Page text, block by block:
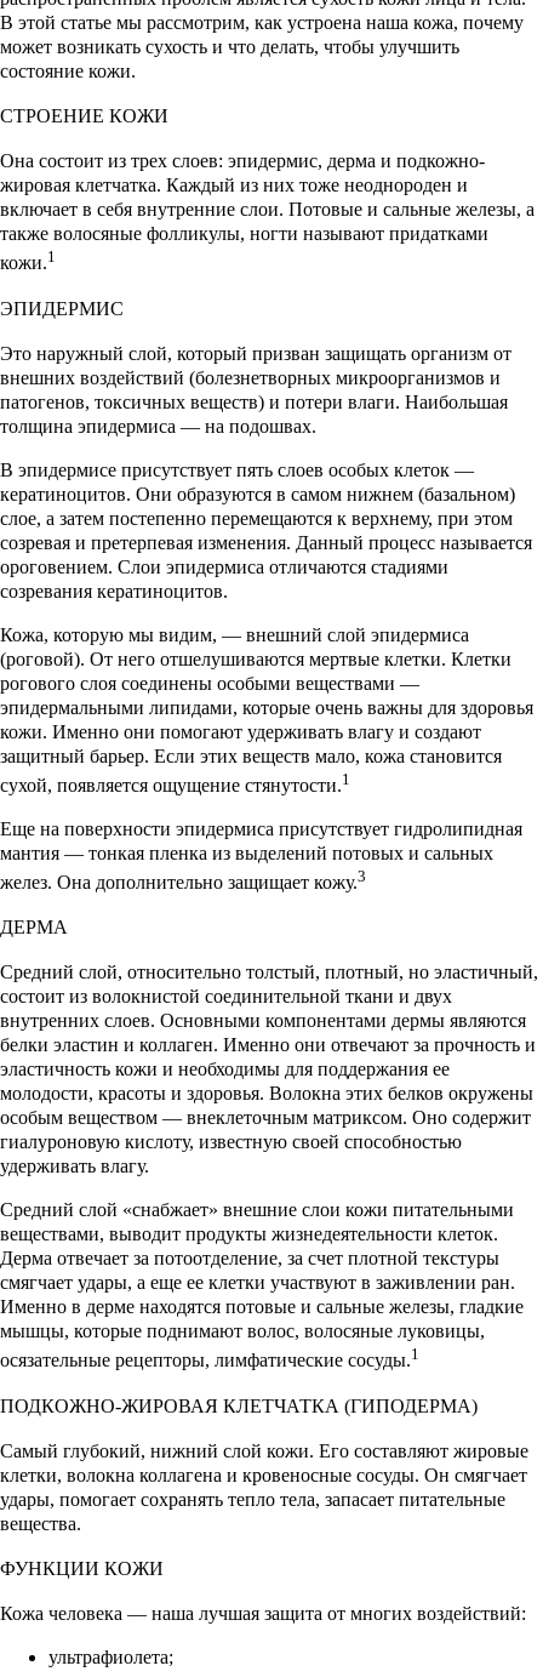
В этой статье мы рассмотрим, как устроена наша кожа, почему
может возникать сухость и что делать, чтобы улучшить
состояние кожи.
СТРОЕНИЕ КОЖИ
Она состоит из трех слоев: эпидермис, дерма и подкожно-
жировая клетчатка. Каждый из них тоже неоднороден и
включает в себя внутренние слои. Потовые и сальные железы, а
также волосяные фолликулы, ногти называют придатками
кожи.1
ЭПИДЕРМИС
Это наружный слой, который призван защищать организм от
внешних воздействий (болезнетворных микроорганизмов и
патогенов, токсичных веществ) и потери влаги. Наибольшая
толщина эпидермиса — на подошвах.
В эпидермисе присутствует пять слоев особых клеток —
кератиноцитов. Они образуются в самом нижнем (базальном)
слое, а затем постепенно перемещаются к верхнему, при этом
созревая и претерпевая изменения. Данный процесс называется
ороговением. Слои эпидермиса отличаются стадиями
созревания кератиноцитов.
Кожа, которую мы видим, — внешний слой эпидермиса
(роговой). От него отшелушиваются мертвые клетки. Клетки
рогового слоя соединены особыми веществами —
эпидермальными липидами, которые очень важны для здоровья
кожи. Именно они помогают удерживать влагу и создают
защитный барьер. Если этих веществ мало, кожа становится
сухой, появляется ощущение стянутости.1
Еще на поверхности эпидермиса присутствует гидролипидная
мантия — тонкая пленка из выделений потовых и сальных
желез. Она дополнительно защищает кожу.3
ДЕРМА
Средний слой, относительно толстый, плотный, но эластичный,
состоит из волокнистой соединительной ткани и двух
внутренних слоев. Основными компонентами дермы являются
белки эластин и коллаген. Именно они отвечают за прочность и
эластичность кожи и необходимы для поддержания ее
молодости, красоты и здоровья. Волокна этих белков окружены
особым веществом — внеклеточным матриксом. Оно содержит
гиалуроновую кислоту, известную своей способностью
удерживать влагу.
Средний слой «снабжает» внешние слои кожи питательными
веществами, выводит продукты жизнедеятельности клеток.
Дерма отвечает за потоотделение, за счет плотной текстуры
смягчает удары, а еще ее клетки участвуют в заживлении ран.
Именно в дерме находятся потовые и сальные железы, гладкие
мышцы, которые поднимают волос, волосяные луковицы,
осязательные рецепторы, лимфатические сосуды.1
ПОДКОЖНО-ЖИРОВАЯ КЛЕТЧАТКА (ГИПОДЕРМА)
Самый глубокий, нижний слой кожи. Его составляют жировые
клетки, волокна коллагена и кровеносные сосуды. Он смягчает
удары, помогает сохранять тепло тела, запасает питательные
вещества.
ФУНКЦИИ КОЖИ
Кожа человека — наша лучшая защита от многих воздействий:
ультрафиолета;